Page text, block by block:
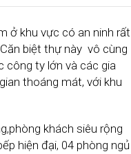
ở khu vực có an ninh rất
biệt thự này vô cùng
công ty lớn và các gia
thoáng mát, với khu
khách siêu rộng
hiện đại, 04 phòng ngủ